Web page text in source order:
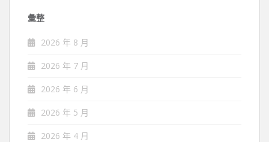
彙整
2026 年 8 月
2026 年 7 月
2026 年 6 月
2026 年 5 月
2026 年 4 月